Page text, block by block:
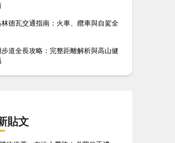
德瓦交通指南：火車、纜車與自駕全
道全長攻略：完整距離解析與高山健
貼文